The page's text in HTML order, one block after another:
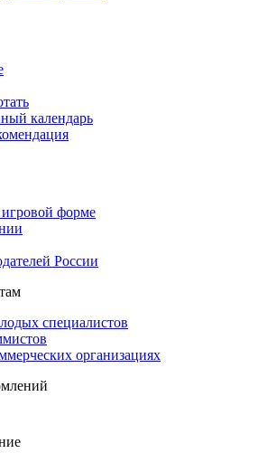
календарь
форме
России
специалистов
организациях